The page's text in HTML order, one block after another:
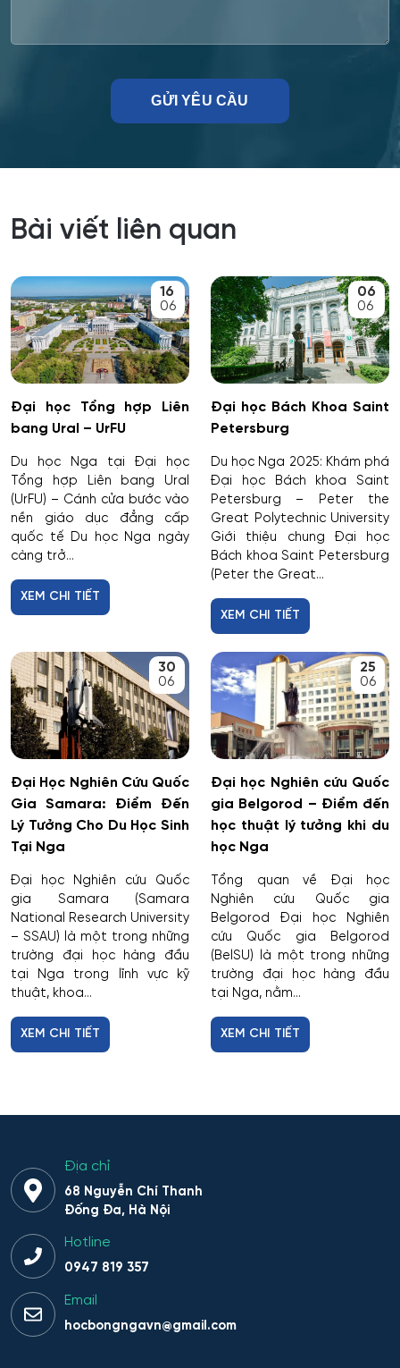
Cơ học và mô hình toán học
Cơ sở hạ tầng nhà ở và xã hội
Cơ điện tử và Robotics
Di truyền học
Diễn xuất
Du lịch
Du lịch nghỉ dưỡng và hoạt động giải trí
Dân tộc học
Dược
Dược công nghiệp
Dịch vụ
Giám sát thông minh
Giám định tư pháp
Giáo dục chuyên nghiệp
Giáo dục sư phạm
Giáo dục thể chất
Giáo dục và sư phạm
Hoạt động thông tin - thư viện
Hoạt động thực thi pháp luật
Hoạt động văn hóa - xã hội
Hàng không dẫn đường và kiểm soát không lưu
Bài viết liên quan
16
06
Đại học Tổng hợp Liên
bang Ural – UrFU
Du học Nga tại Đại học
Tổng hợp Liên bang Ural
(UrFU) – Cánh cửa bước vào
nền giáo dục đẳng cấp
quốc tế Du học Nga ngày
càng trở...
XEM CHI TIẾT
06
06
Đại học Bách Khoa Saint
Petersburg
Du học Nga 2025: Khám phá
Đại học Bách khoa Saint
Petersburg – Peter the
Great Polytechnic University
Giới thiệu chung Đại học
Bách khoa Saint Petersburg
(Peter the Great...
XEM CHI TIẾT
30
06
Đại Học Nghiên Cứu Quốc
Gia Samara: Điểm Đến
Lý Tưởng Cho Du Học Sinh
Tại Nga
Đại học Nghiên cứu Quốc
gia Samara (Samara
National Research University
– SSAU) là một trong những
trường đại học hàng đầu
tại Nga trong lĩnh vực kỹ
thuật, khoa...
XEM CHI TIẾT
25
06
Đại học Nghiên cứu Quốc
gia Belgorod – Điểm đến
học thuật lý tưởng khi du
học Nga
Tổng quan về Đại học
Nghiên cứu Quốc gia
Belgorod Đại học Nghiên
cứu Quốc gia Belgorod
(BelSU) là một trong những
trường đại học hàng đầu
tại Nga, nằm...
XEM CHI TIẾT
Địa chỉ
68 Nguyễn Chí Thanh
Đống Đa, Hà Nội
Hotline
0947 819 357
Email
hocbongngavn@gmail.com